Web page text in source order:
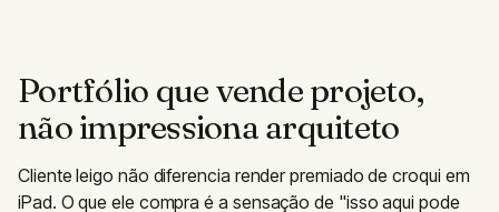
Portfólio que vende projeto,
não impressiona arquiteto
Cliente leigo não diferencia render premiado de croqui em
iPad. O que ele compra é a sensação de "isso aqui pode